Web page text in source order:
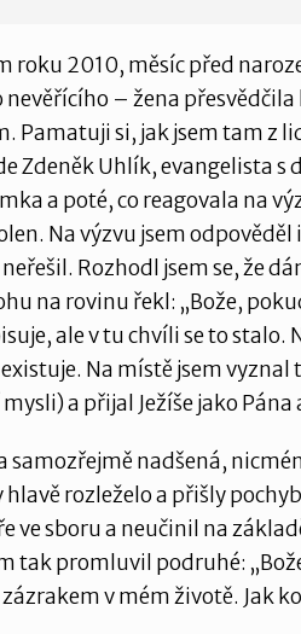
roku 2010, měsíc před
nevěřícího – žena
Pamatuji si, jak jsem tam z
Zdeněk Uhlík, evangelista
a poté, co reagovala na
Na výzvu jsem
Rozhodl jsem se, že
na rovinu řekl: „Bože,
ale v tu chvíli se to stalo.
Na místě jsem
a přijal Ježíše jako Pána
samozřejmě nadšená,
hlavě rozleželo a přišly
ve sboru a neučinil na
tak promluvil podruhé:
v mém životě. Jak